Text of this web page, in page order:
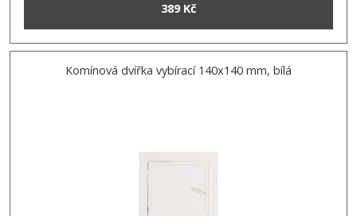
389 Kč
Komínová dvířka vybírací 140x140 mm, bílá